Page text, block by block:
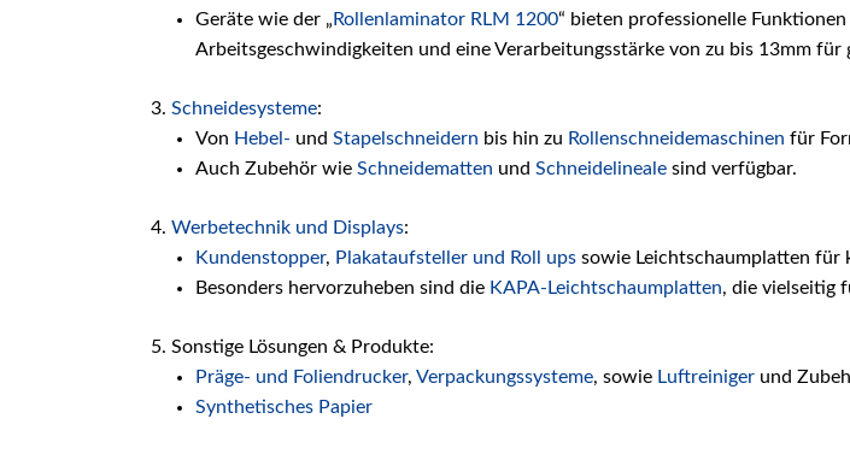
Geräte wie der „ Rollenlaminator RLM 1200“ bieten professionelle
Arbeitsgeschwindigkeiten und eine Verarbeitungsstärke von zu bis 13mm
Schneidesysteme:
Von Hebel- und Stapelschneidern bis hin zu Rollenschneidemaschinen für
Auch Zubehör wie Schneidematten und Schneidelineale sind verfügbar.
Werbetechnik und Displays:
Kundenstopper, Plakataufsteller und Roll ups sowie Leichtschaumplatten für
Besonders hervorzuheben sind die KAPA-Leichtschaumplatten, die vielseitig
Sonstige Lösungen & Produkte:
Präge- und Foliendrucker, Verpackungssysteme, sowie Luftreiniger und
Synthetisches Papier